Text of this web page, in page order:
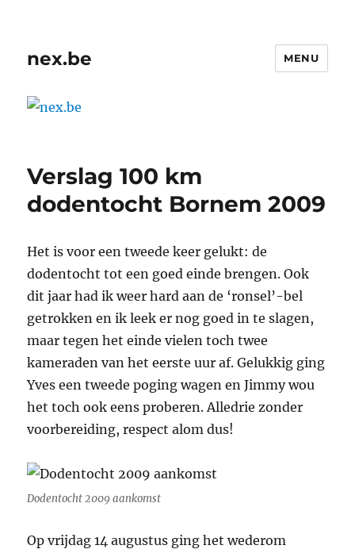
nex.be MENU
Verslag 100 km
dodentocht Bornem 2009
Het is voor een tweede keer gelukt: de
dodentocht tot een goed einde brengen. Ook
dit jaar had ik weer hard aan de ‘ronsel’-bel
getrokken en ik leek er nog goed in te slagen,
maar tegen het einde vielen toch twee
kameraden van het eerste uur af. Gelukkig ging
Yves een tweede poging wagen en Jimmy wou
het toch ook eens proberen. Alledrie zonder
voorbereiding, respect alom dus!
Dodentocht 2009 aankomst
Op vrijdag 14 augustus ging het wederom